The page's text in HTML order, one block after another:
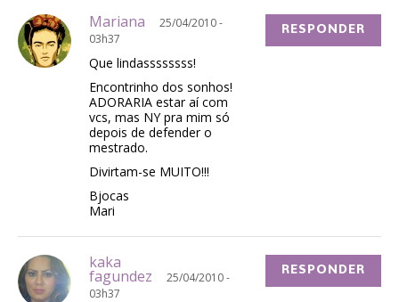
Mariana
25/04/2010 -
03h37
Que lindassssssss!
Encontrinho dos sonhos!
ADORARIA estar aí com
vcs, mas NY pra mim só
depois de defender o
mestrado.
Divirtam-se MUITO!!!
Bjocas
Mari
RESPONDER
kaka
fagundez
25/04/2010 -
03h37
RESPONDER